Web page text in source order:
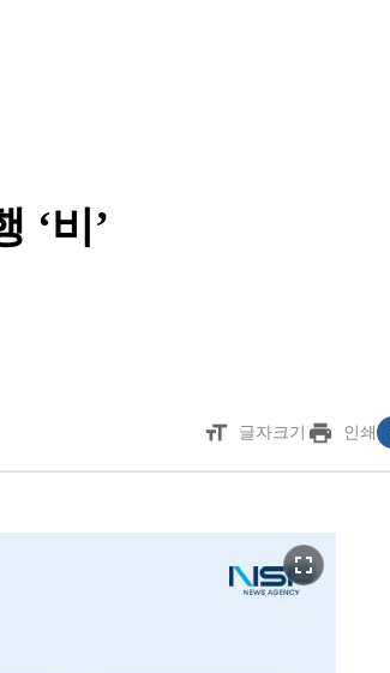
‘비’
format_size 글자크기 print 인쇄
fullscreen